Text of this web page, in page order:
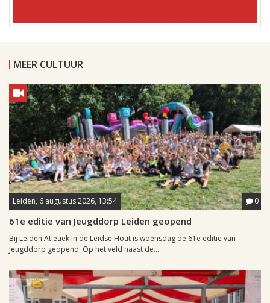
MEER CULTUUR
Leiden, 6 augustus 2026, 13:54 0
61e editie van Jeugddorp Leiden geopend
Bij Leiden Atletiek in de Leidse Hout is woensdag de 61e editie van
Jeugddorp geopend. Op het veld naast de...